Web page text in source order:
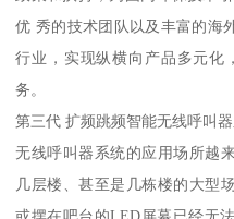
优 秀的技术团队以及丰富的海
行业，实现纵横向产品多元化
务。
第三代 扩频跳频智能无线呼叫
无线呼叫器系统的应用场所越
几层楼、甚至是几栋楼的大型